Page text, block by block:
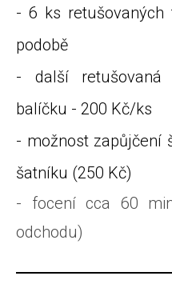
- 6 ks retušovaných
podobě
- další retušovaná
balíčku - 200 Kč/ks
- možnost zapůjčení
šatníku (250 Kč)
- focení cca 60
odchodu)